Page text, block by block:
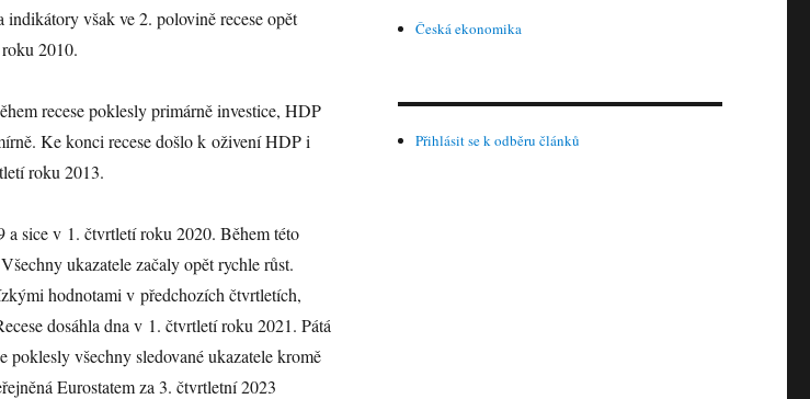
však ve 2. polovině recese opět
2010.
recese poklesly primárně investice, HDP
Ke konci recese došlo k oživení HDP i
roku 2013.
sice v 1. čtvrtletí roku 2020. Během této
ukazatele začaly opět rychle růst.
hodnotami v předchozích čtvrtletích,
dosáhla dna v 1. čtvrtletí roku 2021. Pátá
poklesly všechny sledované ukazatele kromě
Eurostatem za 3. čtvrtletní 2023
Česká ekonomika
Přihlásit se k odběru článků